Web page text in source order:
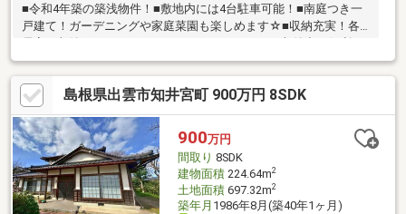
■令和4年築の築浅物件！■敷地内には4台駐車可能！■南庭つき一
戸建て！ガーデニングや家庭菜園も楽しめます☆■収納充実！各
アップ！■書庫付き！読書好きの方や推し活中の方にもおすす
め！■脱衣室はランドリールームとして利用可能！雨の日や花粉
の気になる季節にも外を気にせず洗濯できます。■LDKは南向きで
日当たり良好の明るい室内。20帖以上でソファやダイニングテー
ブルを置いてもゆったりの広さ！
島根県出雲市知井宮町 900万円 8SDK
900万円
間取り 8SDK
建物面積224.64m2
土地面積697.32m2
築年月 1986年8月(築40年1ヶ月)